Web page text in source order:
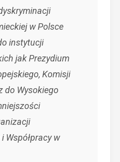
w Polsce
instytucji
jak Prezydium
Komisji
do Wysokiego
Współpracy w